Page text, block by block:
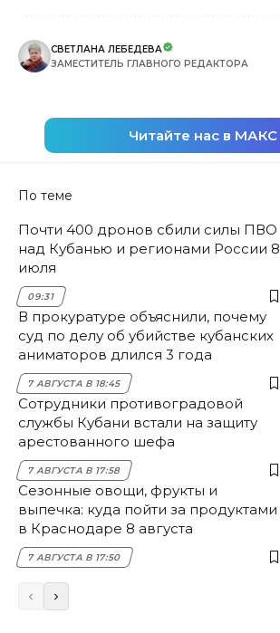
СВЕТЛАНА ЛЕБЕДЕВА
ЗАМЕСТИТЕЛЬ ГЛАВНОГО РЕДАКТОРА
Читайте нас в МАКС
По теме
Почти 400 дронов сбили силы ПВО
над Кубанью и регионами России 8
июля
09:31
В прокуратуре объяснили, почему
суд по делу об убийстве кубанских
аниматоров длился 3 года
7 АВГУСТА В 18:45
Сотрудники противоградовой
службы Кубани встали на защиту
арестованного шефа
7 АВГУСТА В 17:58
Сезонные овощи, фрукты и
выпечка: куда пойти за продуктами
в Краснодаре 8 августа
7 АВГУСТА В 17:50